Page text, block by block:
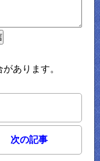
あります。
次の記事